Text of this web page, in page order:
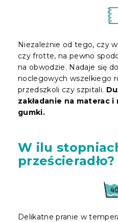
Niezależnie od tego, czy
czy frotte, na pewno
na obwodzie. Nadaje się
noclegowych wszelkiego
przedszkoli czy szpitali.
zakładanie na materac
gumki.
W ilu
prześcieradło?
Delikatne pranie w